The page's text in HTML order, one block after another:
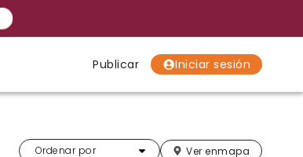
Publicar Iniciar sesión
Ordenar por
Más relevantes Ver enmapa